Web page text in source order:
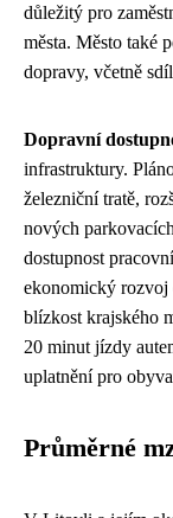
důležitý pro
města. Město také
dopravy, včetně
Dopravní
infrastruktury.
železniční tratě,
nových
dostupnost
ekonomický rozvoj
blízkost krajského
20 minut jízdy
uplatnění pro
Průměrné